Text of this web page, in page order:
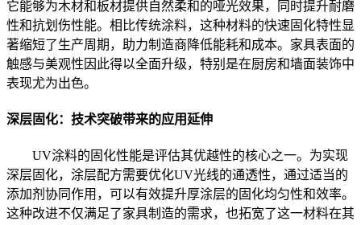
它能够为木材和板材提供自然柔和的哑光效果，同时提升耐磨
性和抗划伤性能。相比传统涂料，这种材料的快速固化特性显
著缩短了生产周期，助力制造商降低能耗和成本。家具表面的
触感与美观性因此得以全面升级，特别是在厨房和墙面装饰中
表现尤为出色。
深层固化：技术突破带来的应用延伸
UV涂料的固化性能是评估其优越性的核心之一。为实现
深层固化，涂层配方需要优化UV光线的通透性，通过适当的
添加剂协同作用，可以有效提升厚涂层的固化均匀性和效率。
这种改进不仅满足了家具制造的需求，也拓宽了这一材料在其